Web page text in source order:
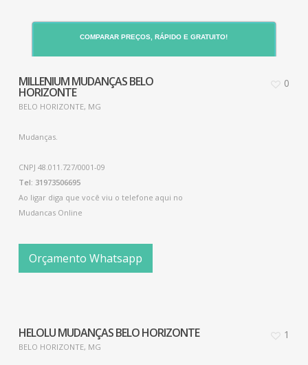
COMPARAR PREÇOS, RÁPIDO E GRATUITO!
MILLENIUM MUDANÇAS BELO
HORIZONTE
BELO HORIZONTE, MG
Mudanças.
CNPJ 48.011.727/0001-09
Tel: 31973506695
Ao ligar diga que você viu o telefone aqui no
Mudancas Online
Orçamento Whatsapp
0
HELOLU MUDANÇAS BELO HORIZONTE
BELO HORIZONTE, MG
1